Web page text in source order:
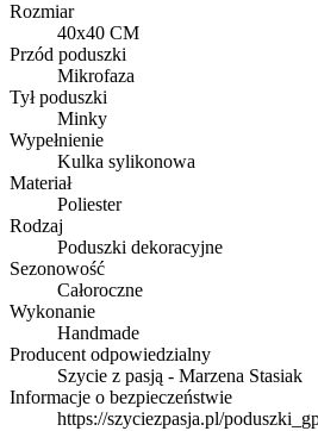
Rozmiar
40x40 CM
Przód poduszki
Mikrofaza
Tył poduszki
Minky
Wypełnienie
Kulka sylikonowa
Materiał
Poliester
Rodzaj
Poduszki dekoracyjne
Sezonowość
Całoroczne
Wykonanie
Handmade
Producent odpowiedzialny
Szycie z pasją - Marzena Stasiak
Informacje o bezpieczeństwie
https://szyciezpasja.pl/